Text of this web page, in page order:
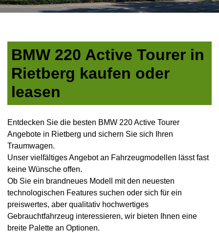
BMW 220 Active Tourer in
Rietberg kaufen oder
leasen
Entdecken Sie die besten BMW 220 Active Tourer
Angebote in Rietberg und sichern Sie sich Ihren
Traumwagen.
Unser vielfältiges Angebot an Fahrzeugmodellen lässt fast
keine Wünsche offen.
Ob Sie ein brandneues Modell mit den neuesten
technologischen Features suchen oder sich für ein
preiswertes, aber qualitativ hochwertiges
Gebrauchtfahrzeug interessieren, wir bieten Ihnen eine
breite Palette an Optionen.